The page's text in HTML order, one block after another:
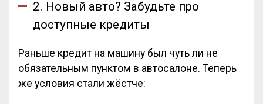
2. Новый авто? Забудьте про
доступные кредиты
Раньше кредит на машину был чуть ли не
обязательным пунктом в автосалоне. Теперь
же условия стали жёстче: